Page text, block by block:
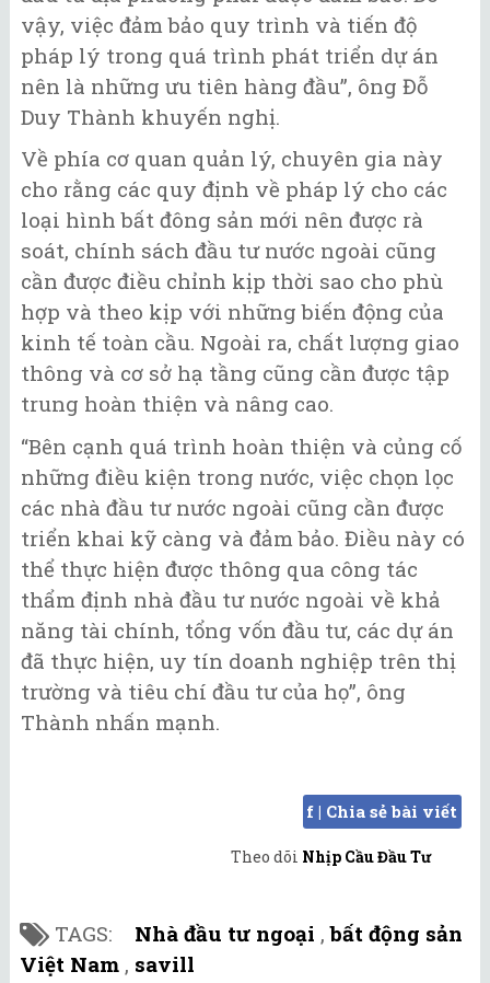
vậy, việc đảm bảo quy trình và tiến độ
pháp lý trong quá trình phát triển dự án
nên là những ưu tiên hàng đầu”, ông Đỗ
Duy Thành khuyến nghị.
Về phía cơ quan quản lý, chuyên gia này
cho rằng các quy định về pháp lý cho các
loại hình bất đông sản mới nên được rà
soát, chính sách đầu tư nước ngoài cũng
cần được điều chỉnh kịp thời sao cho phù
hợp và theo kịp với những biến động của
kinh tế toàn cầu. Ngoài ra, chất lượng giao
thông và cơ sở hạ tầng cũng cần được tập
trung hoàn thiện và nâng cao.
“Bên cạnh quá trình hoàn thiện và củng cố
những điều kiện trong nước, việc chọn lọc
các nhà đầu tư nước ngoài cũng cần được
triển khai kỹ càng và đảm bảo. Điều này có
thể thực hiện được thông qua công tác
thẩm định nhà đầu tư nước ngoài về khả
năng tài chính, tổng vốn đầu tư, các dự án
đã thực hiện, uy tín doanh nghiệp trên thị
trường và tiêu chí đầu tư của họ”, ông
Thành nhấn mạnh.
f | Chia sẻ bài viết
Theo dõi Nhịp Cầu Đầu Tư
TAGS: Nhà đầu tư ngoại ,bất động sản
Việt Nam , savill